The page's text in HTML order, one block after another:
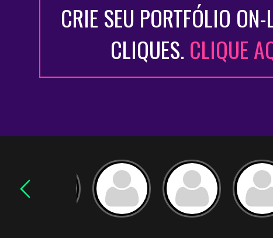
CRIE SEU PORTFÓLIO ON-
CLIQUES. CLIQUE